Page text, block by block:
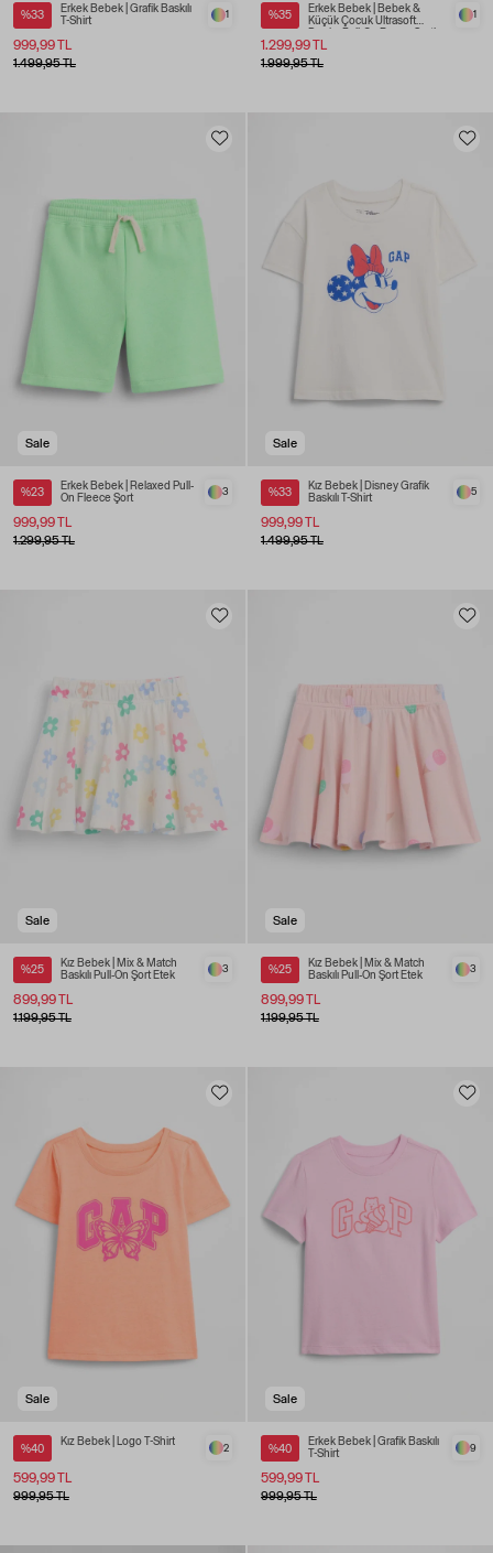
%33
Erkek Bebek | Grafik Baskılı
T-Shirt
999,99 TL
1
1.499,95 TL
%35
Erkek Bebek | Bebek &
Küçük Çocuk Ultrasoft
Denim Pull-On Baggy Şortlar
1.299,99 TL
1
1.999,95 TL
Sale
%23
Erkek Bebek | Relaxed Pull-
On Fleece Şort
999,99 TL
3
1.299,95 TL
Sale
%33
Kız Bebek | Disney Grafik
Baskılı T-Shirt
999,99 TL
5
1.499,95 TL
Sale
%25
Kız Bebek | Mix & Match
Baskılı Pull-On Şort Etek
899,99 TL
3
1.199,95 TL
Sale
%25
Kız Bebek | Mix & Match
Baskılı Pull-On Şort Etek
899,99 TL
3
1.199,95 TL
Sale
%40
Kız Bebek | Logo T-Shirt
599,99 TL
2
999,95 TL
Sale
%40
Erkek Bebek | Grafik Baskılı
T-Shirt
599,99 TL
9
999,95 TL